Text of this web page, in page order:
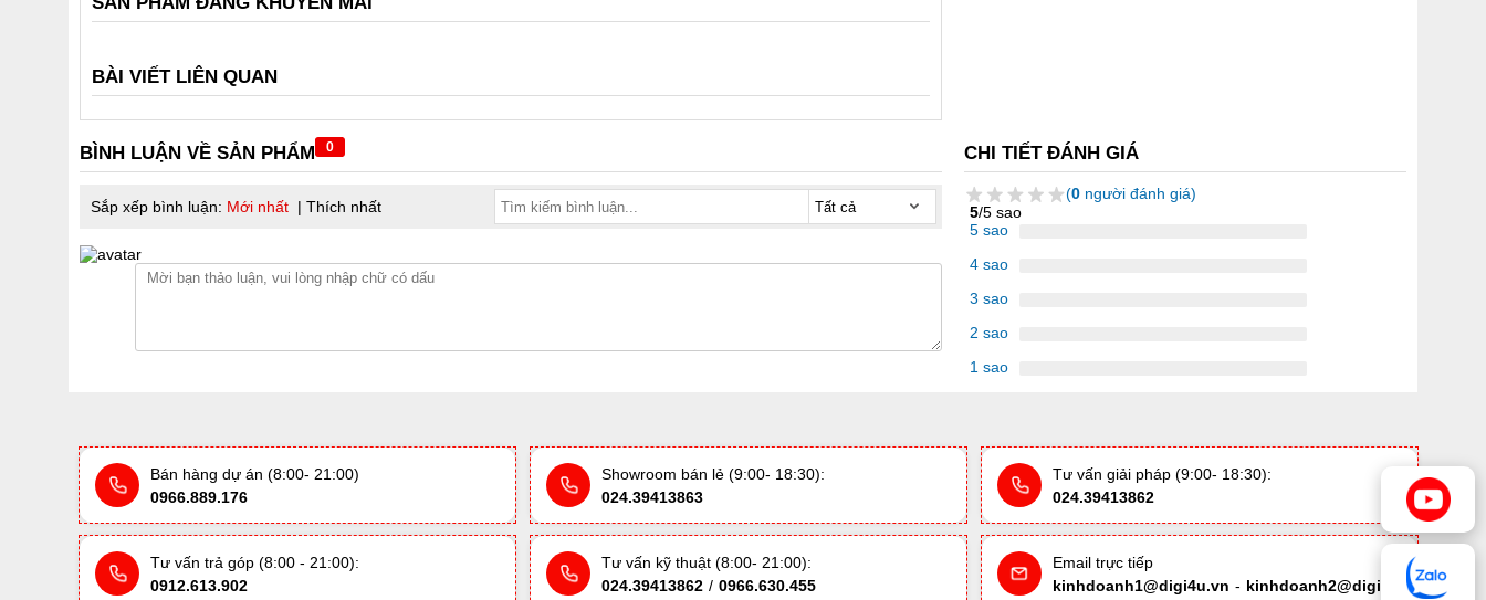
BÀI VIẾT LIÊN QUAN
BÌNH LUẬN VỀ SẢN PHẨM 0
Sắp xếp bình luận: Mới nhất | Thích nhất
CHI TIẾT ĐÁNH GIÁ
(0 người đánh giá)
5/5 sao
5 sao
4 sao
3 sao
2 sao
1 sao
Bán hàng dự án (8:00- 21:00)
0966.889.176
Showroom bán lẻ (9:00- 18:30):
024.39413863
Tư vấn giải pháp (9:00- 18:30):
024.39413862
Tư vấn trả góp (8:00 - 21:00):
0912.613.902
Tư vấn kỹ thuật (8:00- 21:00):
024.39413862 / 0966.630.455
Email trực tiếp
kinhdoanh1@digi4u.vn - kinhdoanh2@digi4u.vn